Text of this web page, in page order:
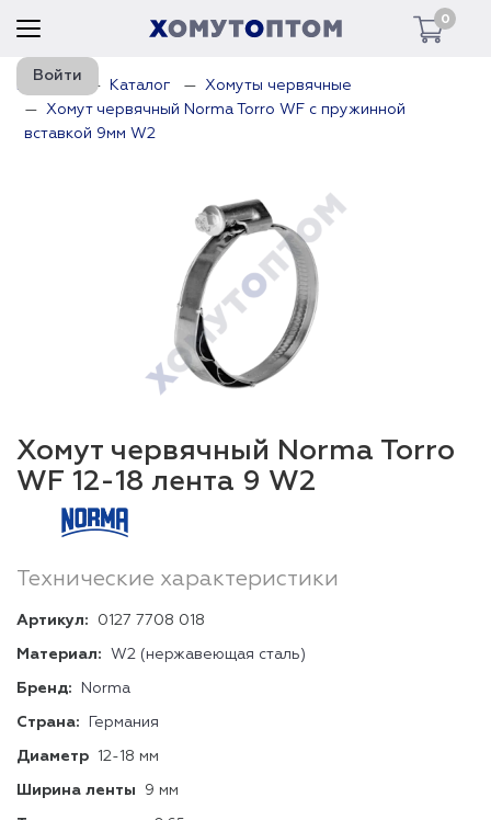
0
Войти
Главная Каталог
Хомуты червячные
Хомут червячный Norma Torro WF с пружинной
вставкой 9мм W2
Хомут червячный Norma Torro
WF 12-18 лента 9 W2
Технические характеристики
Артикул: 0127 7708 018
Материал: W2 (нержавеющая сталь)
Бренд: Norma
Страна: Германия
Диаметр 12-18 мм
Ширина ленты 9 мм